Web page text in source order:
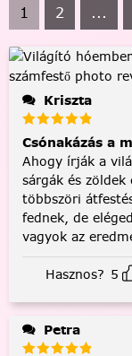
1 2 ...
Kriszta
Csónakázás a
Ahogy írják a
sárgák és zöldek
többszöri
fednek, de
vagyok az
Hasznos? 5
Petra